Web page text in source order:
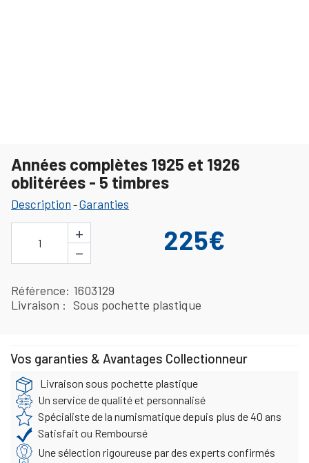
Années complètes 1925 et 1926
oblitérées - 5 timbres
Description -Garanties
1
+
−
225€
Référence 1603129
Livraison
Sous pochette plastique
Vos garanties & Avantages Collectionneur
Livraison sous pochette plastique
Un service de qualité et personnalisé
Spécialiste de la numismatique depuis plus de 40 ans
Satisfait ou Remboursé
Une sélection rigoureuse par des experts confirmés